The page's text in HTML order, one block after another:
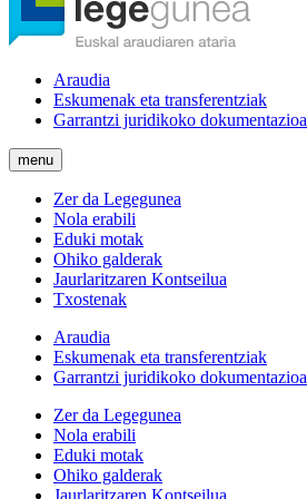
Araudia
Eskumenak eta transferentziak
Garrantzi juridikoko dokumentazioa
menu
Zer da Legegunea
Nola erabili
Eduki motak
Ohiko galderak
Jaurlaritzaren Kontseilua
Txostenak
Araudia
Eskumenak eta transferentziak
Garrantzi juridikoko dokumentazioa
Zer da Legegunea
Nola erabili
Eduki motak
Ohiko galderak
Jaurlaritzaren Kontseilua